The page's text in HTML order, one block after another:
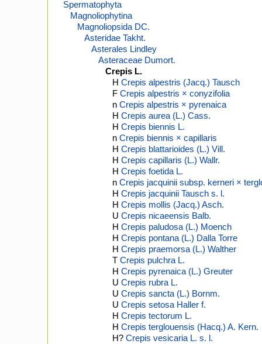
Spermatophyta
Magnoliophytina
Magnoliopsida DC.
Asteridae Takht.
Asterales Lindley
Asteraceae Dumort.
Crepis L.
H Crepis alpestris (Jacq.) Tausch
F Crepis alpestris × conyzifolia
n Crepis alpestris × pyrenaica
H Crepis aurea (L.) Cass.
H Crepis biennis L.
n Crepis biennis × capillaris
H Crepis blattarioides (L.) Vill.
H Crepis capillaris (L.) Wallr.
H Crepis foetida L.
n Crepis jacquinii subsp. kerneri ×
H Crepis jacquinii Tausch s. l.
H Crepis mollis (Jacq.) Asch.
U Crepis nicaeensis Balb.
H Crepis paludosa (L.) Moench
H Crepis pontana (L.) Dalla Torre
H Crepis praemorsa (L.) Walther
T Crepis pulchra L.
H Crepis pyrenaica (L.) Greuter
U Crepis rubra L.
U Crepis sancta (L.) Bornm.
U Crepis setosa Haller f.
H Crepis tectorum L.
H Crepis terglouensis (Hacq.) A. Kern.
H? Crepis vesicaria L. s. l.